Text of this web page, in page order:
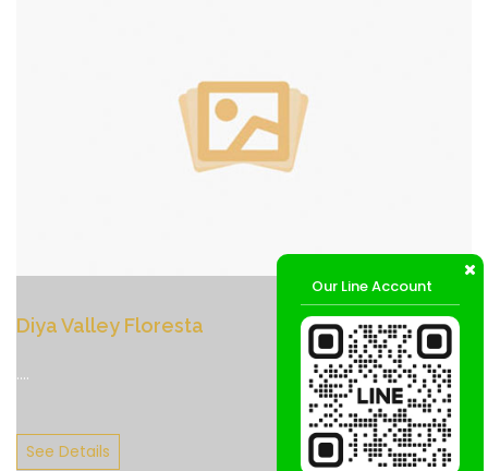
Diya Valley Floresta
....
See Details
Our Line Account